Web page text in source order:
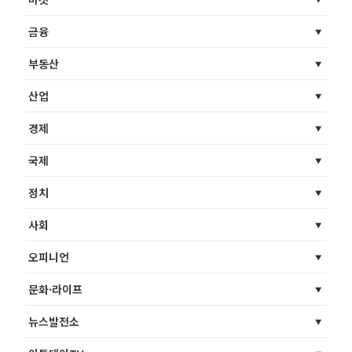
금융
부동산
산업
경제
국제
정치
사회
오피니언
문화·라이프
뉴스발전소